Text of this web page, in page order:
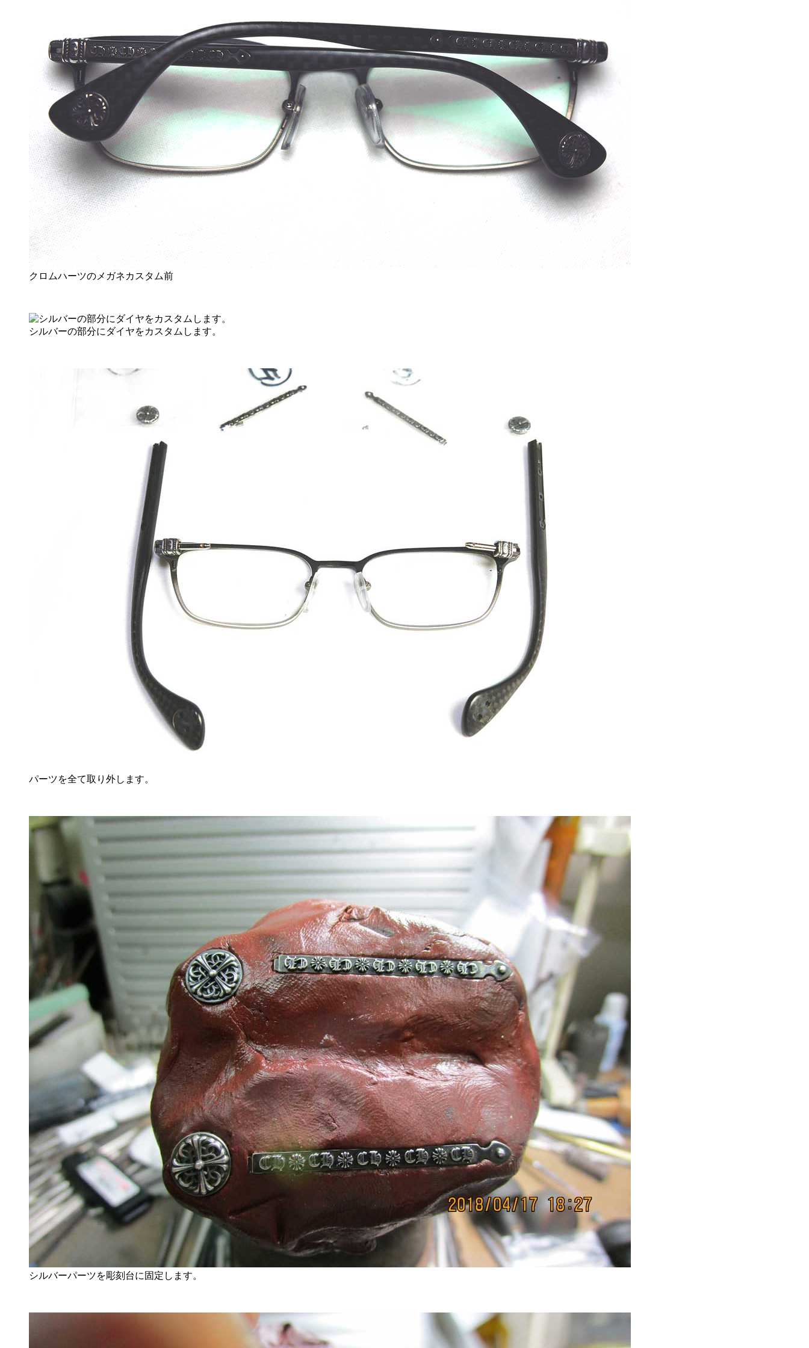
クロムハーツのメガネカスタム前
シルバーの部分にダイヤをカスタムします。
パーツを全て取り外します。
シルバーパーツを彫刻台に固定します。